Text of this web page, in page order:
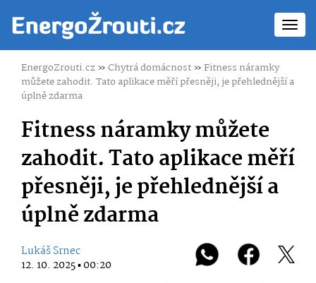
EnergoZrouti.cz»Chytrá domácnost»Fitness náramky
můžete zahodit. Tato aplikace měří přesněji, je přehlednější a
úplně zdarma
Fitness náramky můžete
zahodit. Tato aplikace měří
přesněji, je přehlednější a
úplně zdarma
Lukáš Srnec
12. 10. 2025 ▪ 00:20